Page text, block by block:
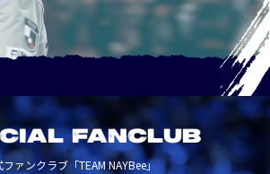
FANCLUB
ァンクラブ「TEAM NAYBee」